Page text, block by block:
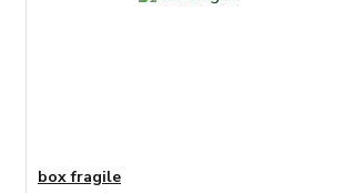
box fragile